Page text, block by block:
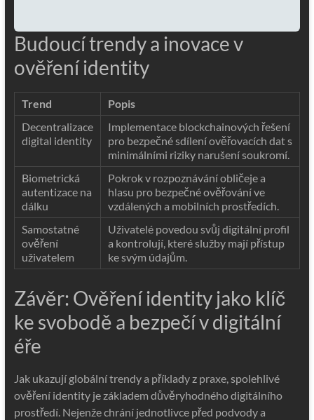
Budoucí trendy a inovace v
ověření identity
Trend
Popis
Decentralizace
digital identity
Implementace blockchainových řešení
pro bezpečné sdílení ověřovacích dat s
minimálními riziky narušení soukromí.
Biometrická
autentizace na
dálku
Pokrok v rozpoznávání obličeje a
hlasu pro bezpečné ověřování ve
vzdálených a mobilních prostředích.
Samostatné
ověření
uživatelem
Uživatelé povedou svůj digitální profil
a kontrolují, které služby mají přístup
ke svým údajům.
Závěr: Ověření identity jako klíč
ke svobodě a bezpečí v digitální
éře
Jak ukazují globální trendy a příklady z praxe, spolehlivé
ověření identity je základem důvěryhodného digitálního
prostředí. Nejenže chrání jednotlivce před podvody a